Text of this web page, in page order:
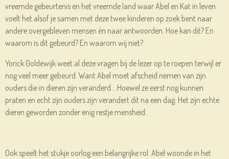
vreemde gebeurtenis en het vreemde land waar Abel en Kat in leven
voelt het alsof je samen met deze twee kinderen op zoek bent naar
andere overgebleven mensen én naar antwoorden. Hoe kan dit? En
waarom is dit gebeurd? En waarom wij niet?
Yorick Goldewijk weet al deze vragen bij de lezer op te roepen terwijl er
nog veel meer gebeurd. Want Abel moet afscheid nemen van zijn
ouders die in dieren zijn veranderd… Hoewel ze eerst nog kunnen
praten en echt zijn ouders zijn verandert dit na een dag. Het zijn echte
dieren geworden zonder enig restje mensheid.
Ook speelt het stukje oorlog een belangrijke rol. Abel woonde in het